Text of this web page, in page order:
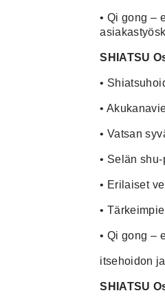
• Qi gong –
SHIATSU
•
•
• Vatsan
• Selän
• Erilaiset
•
• Qi gong –
itsehoidon
SHIATSU